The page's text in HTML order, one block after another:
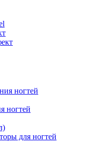
ногтей
ногтей
для ногтей